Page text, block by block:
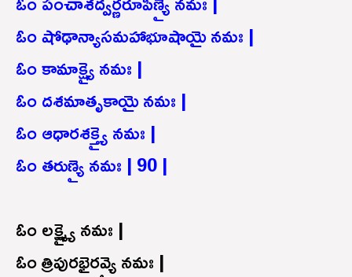
ఓం షోఢాన్యాసమహాభూషాయై నమః |
ఓం కామాక్ష్యై నమః |
ఓం దశమాతృకాయై నమః |
ఓం ఆధారశక్త్యై నమః |
ఓం తరుణ్యై నమః | 90 |
ఓం లక్ష్మ్యై నమః |
ఓం త్రిపురభైరవ్యై నమః |